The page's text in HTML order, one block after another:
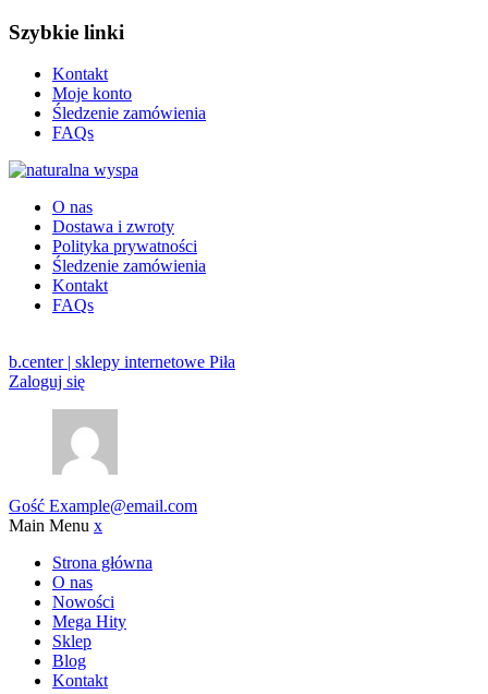
Szybkie linki
Kontakt
Moje konto
Śledzenie zamówienia
FAQs
O nas
Dostawa i zwroty
Polityka prywatności
Śledzenie zamówienia
Kontakt
FAQs
b.center | sklepy internetowe Piła
Zaloguj się
Gość Example@email.com
Main Menu x
Strona główna
O nas
Nowości
Mega Hity
Sklep
Blog
Kontakt